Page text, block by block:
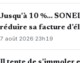
Jusqu’à 10 %…
réduire sa facture
7 août 2026·23h19